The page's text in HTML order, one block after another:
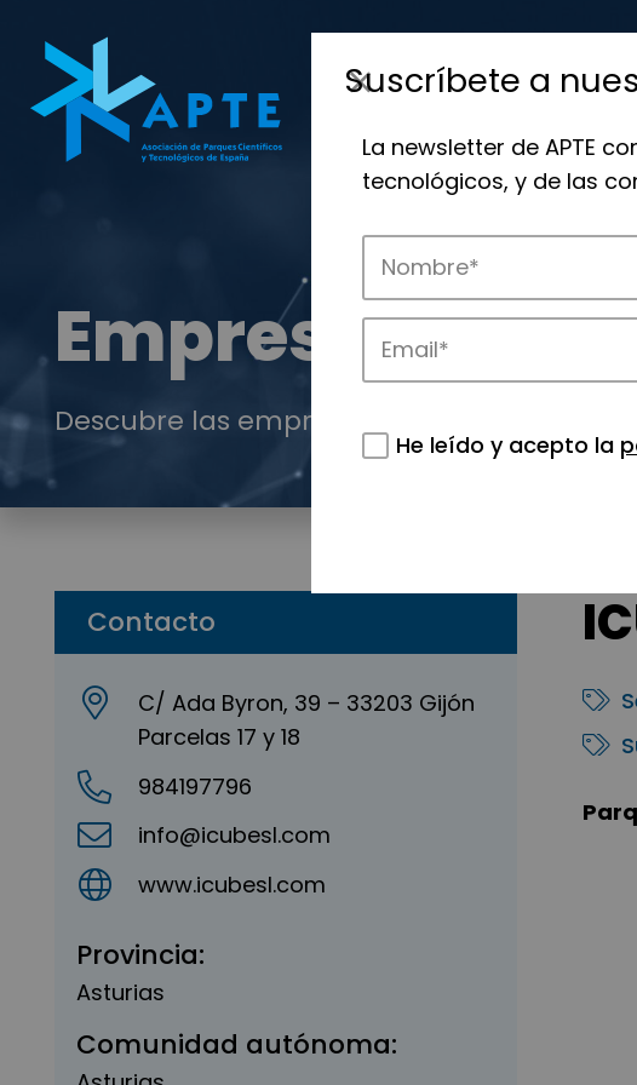
Empresas
Descubre las empresas que impulsan la
Contacto
C/ Ada Byron, 39 – 33203 Gijón
Parcelas 17 y 18
984197796
info@icubesl.com
www.icubesl.com
Provincia:
Asturias
Comunidad autónoma:
Suscríbete a
La newsletter de APTE
tecnológicos, y de las
He leído y acepto la